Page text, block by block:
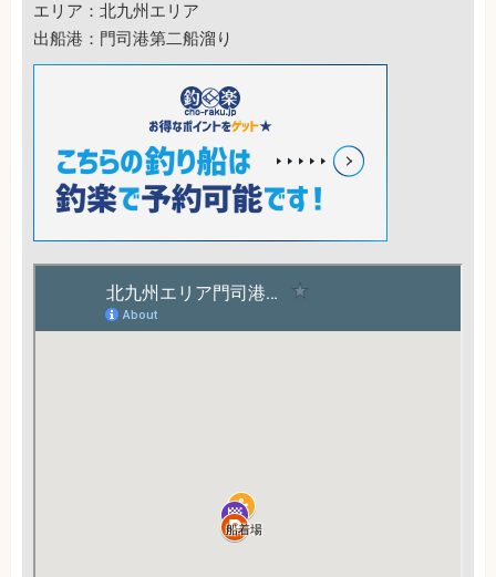
エリア：北九州エリア
出船港：門司港第二船溜り